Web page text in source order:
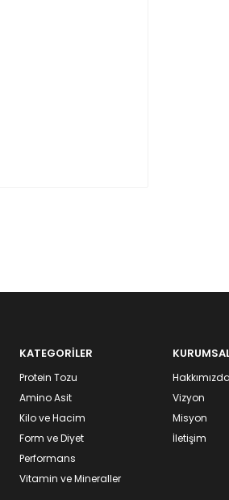
KATEGORİLER
Protein Tozu
Amino Asit
Kilo ve Hacim
Form ve Diyet
Performans
Vitamin ve Mineraller
Hakkımızda
Vizyon
Misyon
İletişim